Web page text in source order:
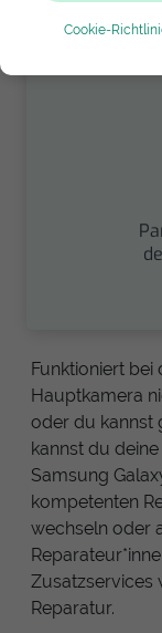
Cookie-
Funktioniert bei
Hauptkamera
oder du kannst
kannst du
Samsung
kompetenten
wechseln oder
Zusatzservices
Reparatur.